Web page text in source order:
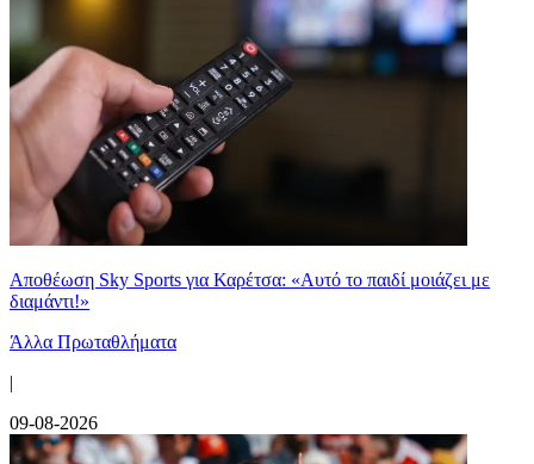
Αποθέωση Sky Sports για Καρέτσα: «Αυτό το παιδί μοιάζει με
διαμάντι!»
Άλλα Πρωταθλήματα
|
09-08-2026